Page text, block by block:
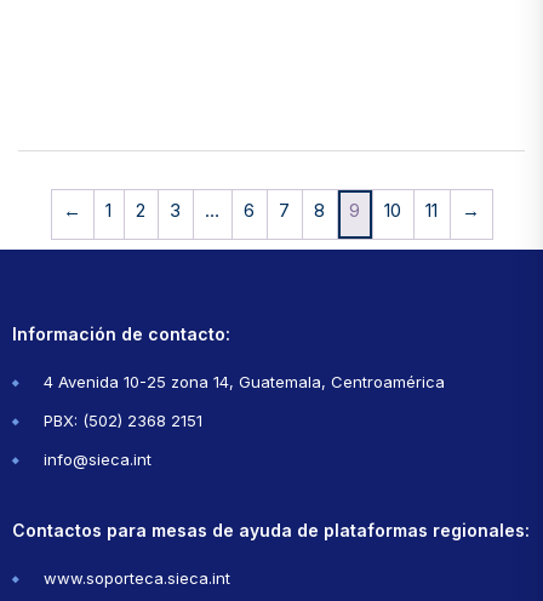
← 1 2 3 … 6 7 8 9 10 11 →
Información de contacto:
4 Avenida 10-25 zona 14, Guatemala, Centroamérica
PBX: (502) 2368 2151
info@sieca.int
Contactos para mesas de ayuda de plataformas regionales:
www.soporteca.sieca.int